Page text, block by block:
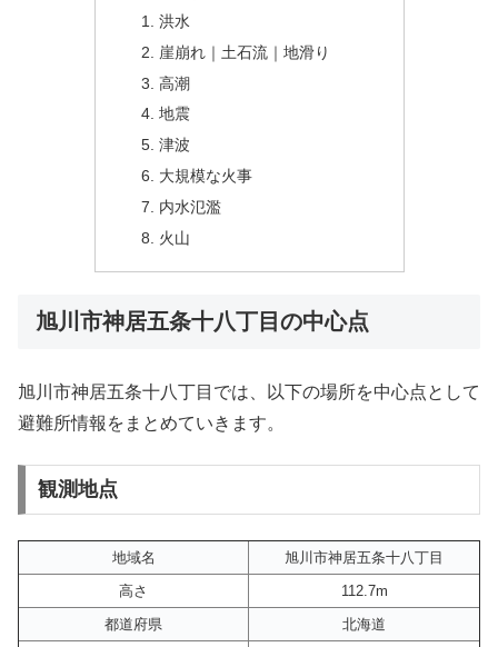
洪水
崖崩れ｜土石流｜地滑り
高潮
地震
津波
大規模な火事
内水氾濫
火山
旭川市神居五条十八丁目の中心点
旭川市神居五条十八丁目では、以下の場所を中心点として
避難所情報をまとめていきます。
観測地点
地域名
旭川市神居五条十八丁目
高さ
112.7m
都道府県
北海道